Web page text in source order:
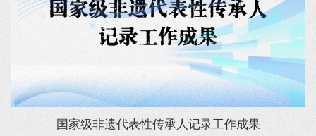
国家级非遗代表性传承人记录工作成果